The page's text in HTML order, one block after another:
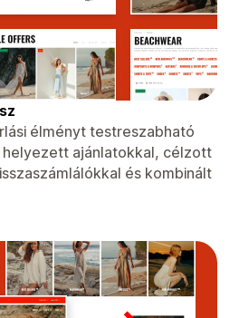
élményt testreszabható
ajánlatokkal, célzott
és kombinált